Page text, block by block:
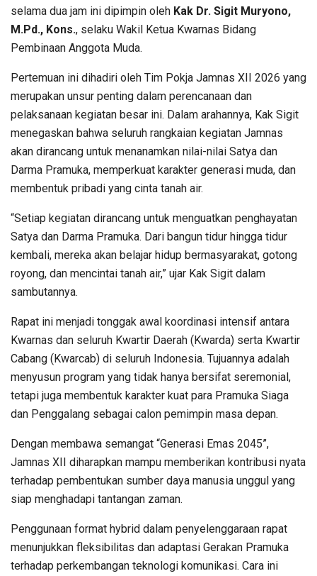
selama dua jam ini dipimpin oleh Kak Dr. Sigit Muryono,
M.Pd., Kons., selaku Wakil Ketua Kwarnas Bidang
Pembinaan Anggota Muda.
Pertemuan ini dihadiri oleh Tim Pokja Jamnas XII 2026 yang
merupakan unsur penting dalam perencanaan dan
pelaksanaan kegiatan besar ini. Dalam arahannya, Kak Sigit
menegaskan bahwa seluruh rangkaian kegiatan Jamnas
akan dirancang untuk menanamkan nilai-nilai Satya dan
Darma Pramuka, memperkuat karakter generasi muda, dan
membentuk pribadi yang cinta tanah air.
“Setiap kegiatan dirancang untuk menguatkan penghayatan
Satya dan Darma Pramuka. Dari bangun tidur hingga tidur
kembali, mereka akan belajar hidup bermasyarakat, gotong
royong, dan mencintai tanah air,” ujar Kak Sigit dalam
sambutannya.
Rapat ini menjadi tonggak awal koordinasi intensif antara
Kwarnas dan seluruh Kwartir Daerah (Kwarda) serta Kwartir
Cabang (Kwarcab) di seluruh Indonesia. Tujuannya adalah
menyusun program yang tidak hanya bersifat seremonial,
tetapi juga membentuk karakter kuat para Pramuka Siaga
dan Penggalang sebagai calon pemimpin masa depan.
Dengan membawa semangat “Generasi Emas 2045”,
Jamnas XII diharapkan mampu memberikan kontribusi nyata
terhadap pembentukan sumber daya manusia unggul yang
siap menghadapi tantangan zaman.
Penggunaan format hybrid dalam penyelenggaraan rapat
menunjukkan fleksibilitas dan adaptasi Gerakan Pramuka
terhadap perkembangan teknologi komunikasi. Cara ini